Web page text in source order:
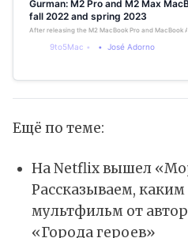
Gurman: M2 Pro and M2 Max
fall 2022 and spring 2023
After releasing the M2 MacBook Pro and
9to5Mac José Adorno
Ещё по теме:
На Netflix вышел
Рассказываем,
мультфильм от
«Города героев»